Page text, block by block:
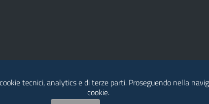
Modulistica Dichiarazione di Accessibilità
tecnici, analytics e di terze parti. Proseguendo nella
cookie.